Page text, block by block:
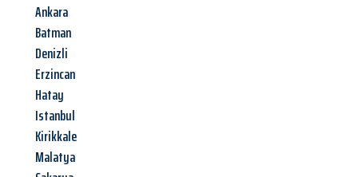
Ankara
Batman
Denizli
Erzincan
Hatay
Istanbul
Kirikkale
Malatya